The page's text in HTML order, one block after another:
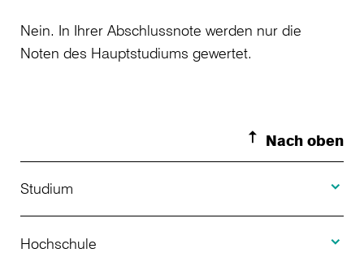
Nein. In Ihrer Abschlussnote werden nur die
Noten des Hauptstudiums gewertet.
Nach oben
Studium
Studienangebot
Hochschule